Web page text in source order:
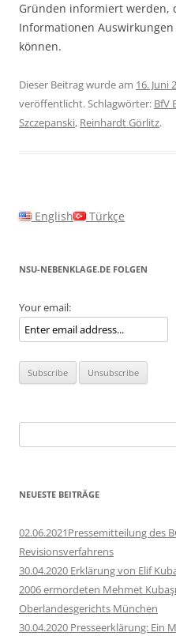
Gründen informiert werden,
Informationen
können.
Dieser Beitrag wurde am 16. Juni
veröffentlicht. Schlagwörter: BfV
Szczepanski, Reinhardt Görlitz.
English Türkçe
NSU-NEBENKLAGE.DE FOLGEN
Your email:
nach:
NEUESTE BEITRÄGE
02.06.2021Pressemitteilung des
Revisionsverfahrens
30.04.2020 Erklärung von Elif
2006 ermordeten Mehmet
Oberlandesgerichts München
30.04.2020 Presseerklärung: Ein